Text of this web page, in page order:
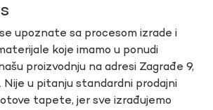
upoznate sa procesom izrade i
koje imamo u ponudi
proizvodnju na adresi Zagrađe 9,
Nije u pitanju standardni prodajni
tapete, jer sve izrađujemo